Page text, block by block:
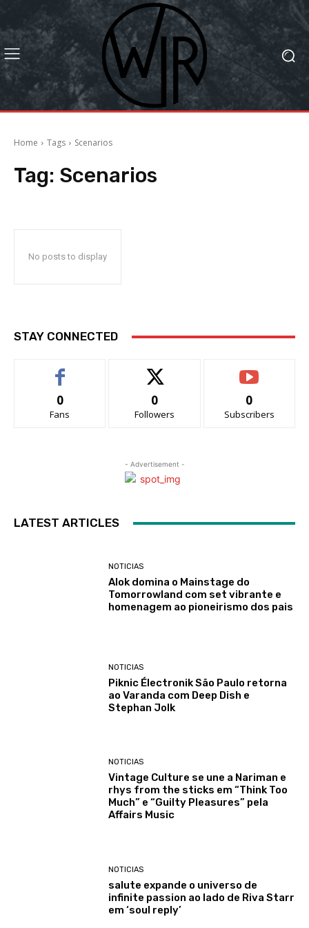
Home Tags Scenarios
Tag: Scenarios
No posts to display
STAY CONNECTED
0
Fans
0
Followers
0
Subscribers
- Advertisement -
LATEST ARTICLES
NOTICIAS
Alok domina o Mainstage do
Tomorrowland com set vibrante e
homenagem ao pioneirismo dos pais
NOTICIAS
Piknic Électronik São Paulo retorna
ao Varanda com Deep Dish e
Stephan Jolk
NOTICIAS
Vintage Culture se une a Nariman e
rhys from the sticks em “Think Too
Much” e “Guilty Pleasures” pela
Affairs Music
NOTICIAS
salute expande o universo de
infinite passion ao lado de Riva Starr
em ‘soul reply’